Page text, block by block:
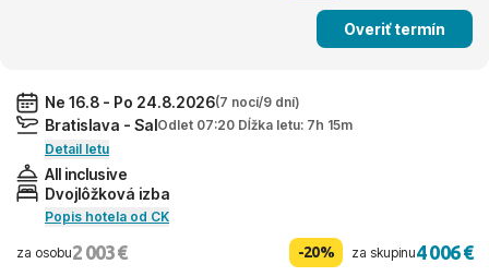
Overiť termín
Ne 16.8 - Po 24.8.2026(7 nocí/9 dní)
Bratislava - SalOdlet 07:20 Dĺžka letu: 7h 15m
Detail letu
All inclusive
Dvojlôžková izba
Popis hotela od CK
za osobu2 003 € -20% za skupinu4 006 €